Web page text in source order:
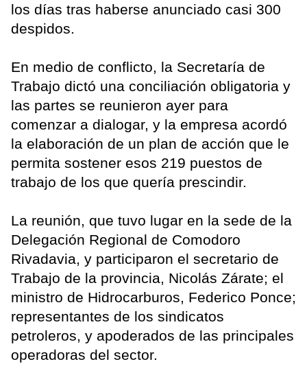
los días tras haberse anunciado casi 300
despidos.
En medio de conflicto, la Secretaría de
Trabajo dictó una conciliación obligatoria y
las partes se reunieron ayer para
comenzar a dialogar, y la empresa acordó
la elaboración de un plan de acción que le
permita sostener esos 219 puestos de
trabajo de los que quería prescindir.
La reunión, que tuvo lugar en la sede de la
Delegación Regional de Comodoro
Rivadavia, y participaron el secretario de
Trabajo de la provincia, Nicolás Zárate; el
ministro de Hidrocarburos, Federico Ponce;
representantes de los sindicatos
petroleros, y apoderados de las principales
operadoras del sector.